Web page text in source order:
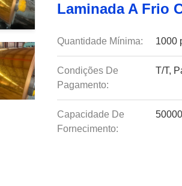
Laminada A Frio
Quantidade Mínima: 1000
Condições De
Pagamento:
T/T,
Capacidade De
Fornecimento: